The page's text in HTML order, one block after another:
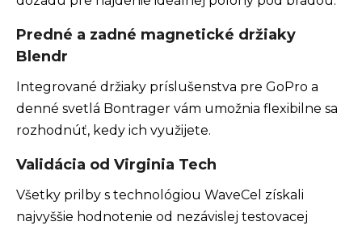
Predné a zadné magnetické držiaky
Blendr
Integrované držiaky príslušenstva pre GoPro a
denné svetlá Bontrager vám umožnia flexibilne sa
rozhodnúť, kedy ich využijete.
Validácia od Virginia Tech
Všetky prilby s technológiou WaveCel získali
najvyššie hodnotenie od nezávislej testovacej